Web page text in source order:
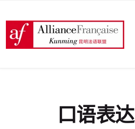
口语表达